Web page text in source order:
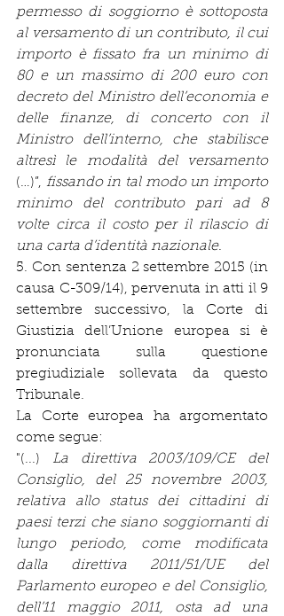
permesso di soggiorno è sottoposta
al versamento di un contributo, il cui
importo è fissato fra un minimo di
80 e un massimo di 200 euro con
decreto del Ministro dell’economia e
delle finanze, di concerto con il
Ministro dell’interno, che stabilisce
altresì le modalità del versamento
(…)”, fissando in tal modo un importo
minimo del contributo pari ad 8
volte circa il costo per il rilascio di
una carta d’identità nazionale.
5. Con sentenza 2 settembre 2015 (in
causa C-309/14), pervenuta in atti il 9
settembre successivo, la Corte di
Giustizia dell’Unione europea si è
pronunciata sulla questione
pregiudiziale sollevata da questo
Tribunale.
La Corte europea ha argomentato
come segue:
"(...) La direttiva 2003/109/CE del
Consiglio, del 25 novembre 2003,
relativa allo status dei cittadini di
paesi terzi che siano soggiornanti di
lungo periodo, come modificata
dalla direttiva 2011/51/UE del
Parlamento europeo e del Consiglio,
dell’11 maggio 2011, osta ad una